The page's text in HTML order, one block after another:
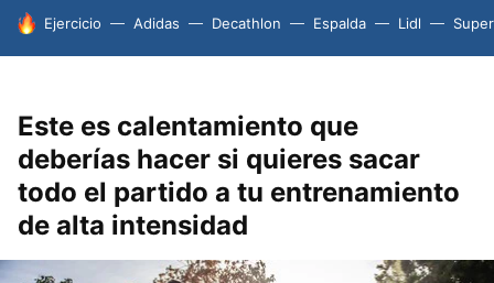
HOY SE HABLA DE
Ejercicio Adidas Decathlon Espalda Lidl
Este es calentamiento que
deberías hacer si quieres sacar
todo el partido a tu entrenamiento
de alta intensidad